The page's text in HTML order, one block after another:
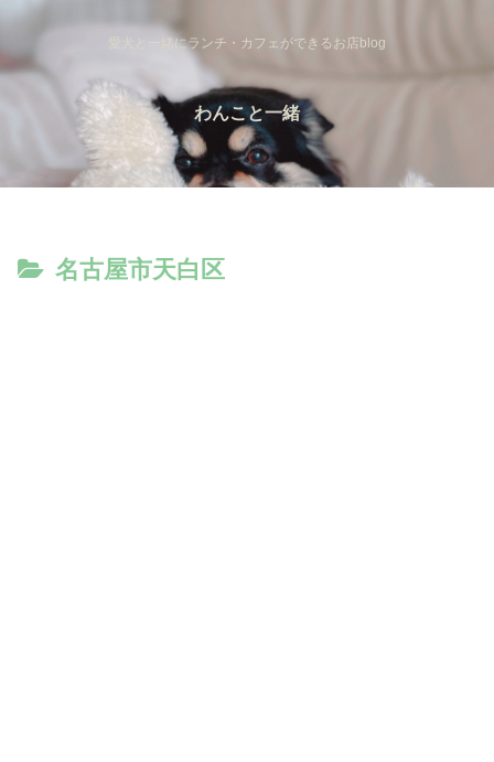
愛犬と一緒にランチ・カフェができるお店blog
わんこと一緒
名古屋市天白区